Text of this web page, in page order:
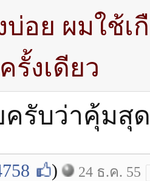
บ่อย ผมใช้
รั้งเดียว
ครับว่าคุ้ม
) 24 ธ.ค. 55